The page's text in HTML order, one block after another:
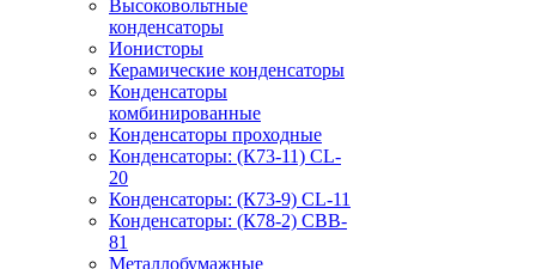
Высоковольтные
конденсаторы
Ионисторы
Керамические конденсаторы
Конденсаторы
комбинированные
Конденсаторы проходные
Конденсаторы: (К73-11) CL-
20
Конденсаторы: (К73-9) CL-11
Конденсаторы: (К78-2) CBB-
81
Металлобумажные